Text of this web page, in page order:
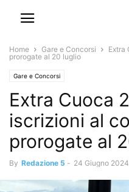
Home Gare e Concorsi
Extra
prorogate al 20 luglio
Gare e Concorsi
Extra Cuoca
iscrizioni al
prorogate al
By Redazione 5 - 24 Giugno 2024